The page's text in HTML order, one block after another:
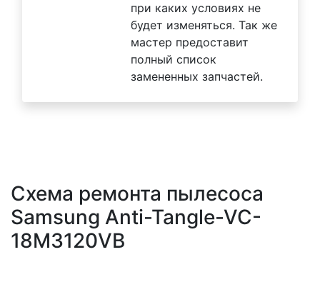
при каких условиях не
будет изменяться. Так же
мастер предоставит
полный список
замененных запчастей.
Схема ремонта пылесоса
Samsung Anti-Tangle-VC-
18M3120VB